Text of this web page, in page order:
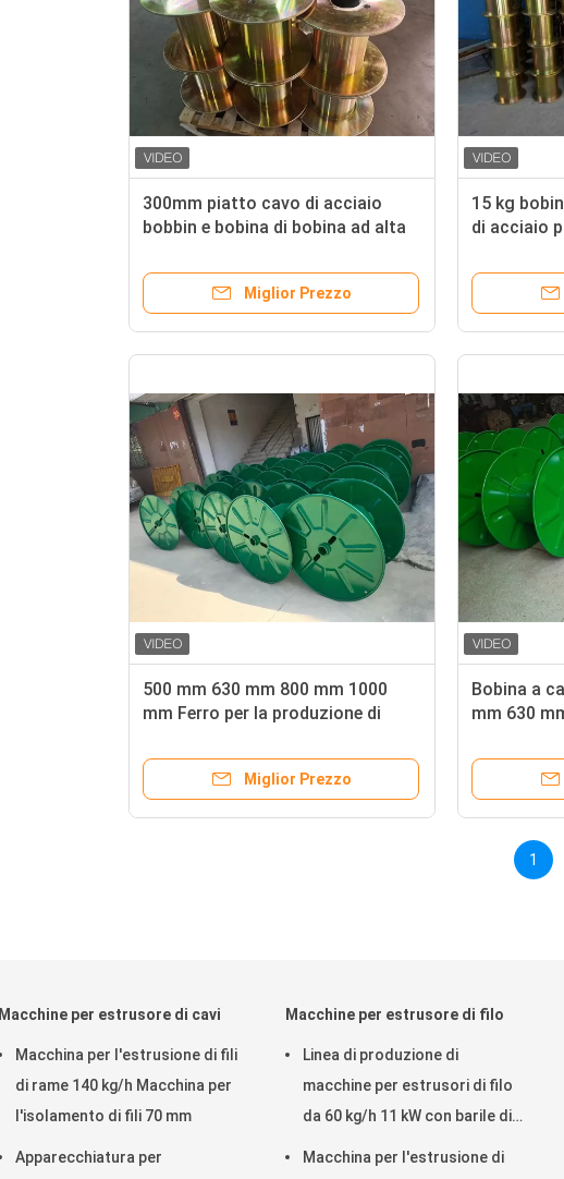
300mm piatto cavo di acciaio
bobbin e bobina di bobina ad alta
macchina
Miglior Prezzo
15 kg
di acciaio
500 mm 630 mm 800 mm 1000
mm Ferro per la produzione di
Miglior Prezzo
Bobina a
mm 630
1
Macchine per estrusore di cavi
Macchina per l'estrusione di fili
di rame 140 kg/h Macchina per
l'isolamento di fili 70 mm
Apparecchiatura per
Macchine per estrusore di filo
Linea di produzione di
macchine per estrusori di filo
da 60 kg/h 11 kW con barile di
Macchina per l'estrusione di